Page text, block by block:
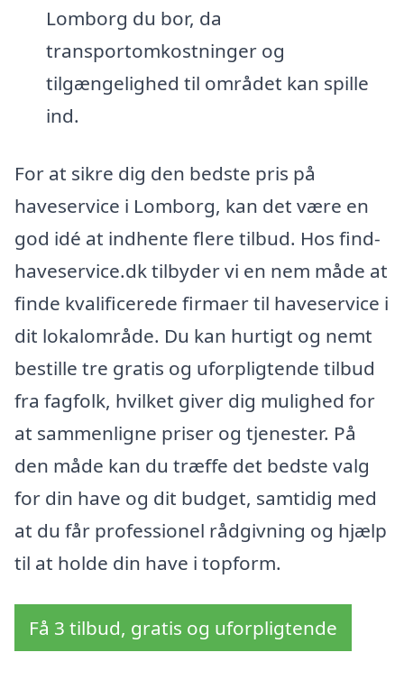
Lomborg du bor, da
transportomkostninger og
tilgængelighed til området kan spille
ind.
For at sikre dig den bedste pris på
haveservice i Lomborg, kan det være en
god idé at indhente flere tilbud. Hos find-
haveservice.dk tilbyder vi en nem måde at
finde kvalificerede firmaer til haveservice i
dit lokalområde. Du kan hurtigt og nemt
bestille tre gratis og uforpligtende tilbud
fra fagfolk, hvilket giver dig mulighed for
at sammenligne priser og tjenester. På
den måde kan du træffe det bedste valg
for din have og dit budget, samtidig med
at du får professionel rådgivning og hjælp
til at holde din have i topform.
Få 3 tilbud, gratis og uforpligtende